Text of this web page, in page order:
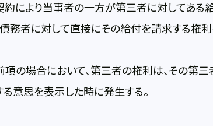
により当事者の一方が第三者に対してある
債務者に対して直接にその給付を請求する権利
項の場合において、第三者の権利は、その第
る意思を表示した時に発生する。